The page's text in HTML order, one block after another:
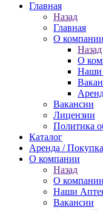
Главная
Назад
Главная
О компании
Назад
О
Наши
Вакансии
Лицензии
Политика
Каталог
Аренда /
О компании
Назад
О компании
Наши
Вакансии